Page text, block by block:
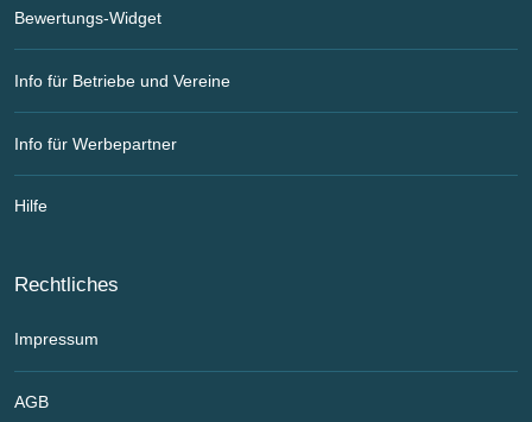
Bewertungs-Widget
Info für Betriebe und Vereine
Info für Werbepartner
Hilfe
Rechtliches
Impressum
AGB